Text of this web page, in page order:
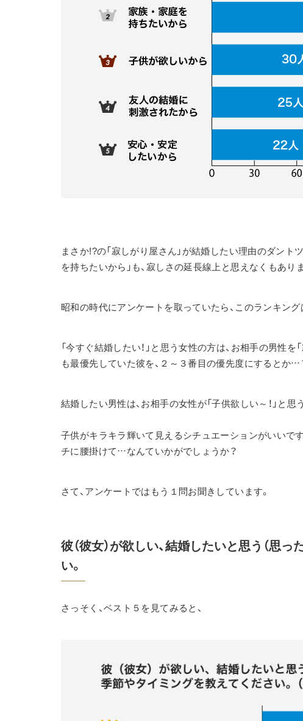
まさか!?の「寂しがり屋さん」が結婚したい理由のダント
を持ちたいから」も、寂しさの延長線上と思えなくもあり
昭和の時代にアンケートを取っていたら、このランキン
「今すぐ結婚したい！」と思う女性の方は、お相手の男性
も最優先していた彼を、２～３番目の優先度にするとか…
結婚したい男性は、お相手の女性が「子供欲しい～！」と
子供がキラキラ輝いて見えるシチュエーションがいいで
チに腰掛けて…なんていかがでしょうか？
さて、アンケートではもう１問お聞きしています。
彼（彼女）が欲しい、結婚したいと思う（思
い。
さっそく、ベスト５を見てみると、